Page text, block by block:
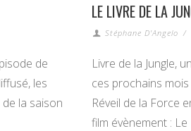
de
les
la saison
LE LIVRE DE LA
Stéphane D'Angelo /
Livre de la Jungle,
ces prochains
Réveil de la Force
film évènement :